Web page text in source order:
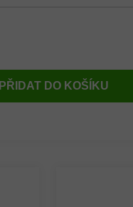
PŘIDAT DO KOŠÍKU